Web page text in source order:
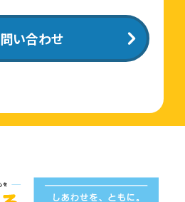
い合わせ